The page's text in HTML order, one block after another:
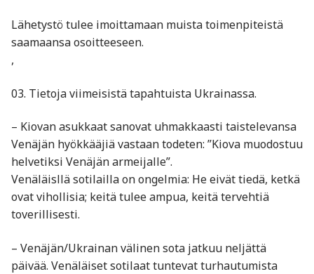
Lähetystö tulee imoittamaan muista toimenpiteistä
saamaansa osoitteeseen.
,
03. Tietoja viimeisistä tapahtuista Ukrainassa.
– Kiovan asukkaat sanovat uhmakkaasti taistelevansa
Venäjän hyökkääjiä vastaan todeten: ”Kiova muodostuu
helvetiksi Venäjän armeijalle”.
Venäläisllä sotilailla on ongelmia: He eivät tiedä, ketkä
ovat vihollisia; keitä tulee ampua, keitä tervehtiä
toverillisesti.
– Venäjän/Ukrainan välinen sota jatkuu neljättä
päivää. Venäläiset sotilaat tuntevat turhautumista